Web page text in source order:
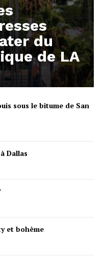
du
de LA
sous le bitume de San
Dallas
et bohème